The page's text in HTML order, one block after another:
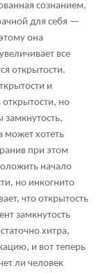
сознанием,
для себя —
она
все
открытости.
и
открытости, но
замкнутость,
может хотеть
при этом
начало
но инкогнито
что открытость
замкнутость
хитра,
и вот теперь
ли человек